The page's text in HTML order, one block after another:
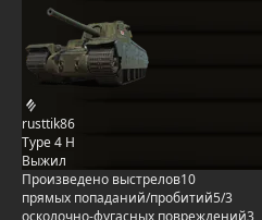
rusttik86
Type 4 H
Выжил
Произведено выстрелов10
прямых попаданий/пробитий5/3
осколочно-фугасных повреждений3